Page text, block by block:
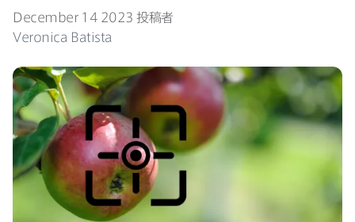
December 14 2023投稿者
Veronica Batista